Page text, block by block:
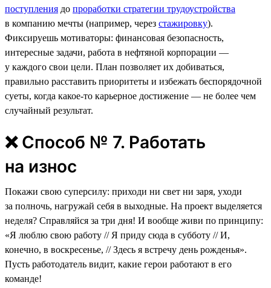
поступления до проработки стратегии трудоустройства
в компанию мечты (например, через стажировку).
Фиксируешь мотиваторы: финансовая безопасность,
интересные задачи, работа в нефтяной корпорации —
у каждого свои цели. План позволяет их добиваться,
правильно расставить приоритеты и избежать беспорядочной
суеты, когда какое-то карьерное достижение — не более чем
случайный результат.
❌ Способ № 7. Работать
на износ
Покажи свою суперсилу: приходи ни свет ни заря, уходи
за полночь, нагружай себя в выходные. На проект выделяется
неделя? Справляйся за три дня! И вообще живи по принципу:
«Я люблю свою работу // Я приду сюда в субботу // И,
конечно, в воскресенье, // Здесь я встречу день рожденья».
Пусть работодатель видит, какие герои работают в его
команде!